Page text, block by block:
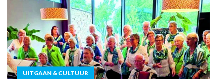
UITGAAN & CULTUUR